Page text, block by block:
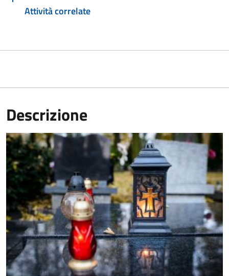
Attività correlate
Descrizione